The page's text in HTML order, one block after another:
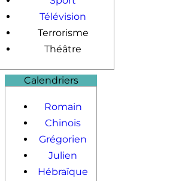
Télévision
Terrorisme
Théâtre
Calendriers
Romain
Chinois
Grégorien
Julien
Hébraïque